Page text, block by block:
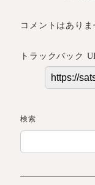
コメントはありま
トラックバック
検索